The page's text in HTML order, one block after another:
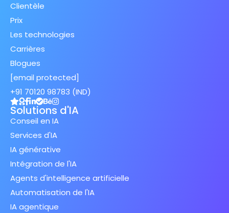
Clientèle
Prix
Les technologies
Carrières
Blogues
[email protected]
+91 70120 98783 (IND)
Solutions d'IA
Conseil en IA
Services d'IA
IA générative
Intégration de l'IA
Agents d'intelligence artificielle
Automatisation de l'IA
IA agentique